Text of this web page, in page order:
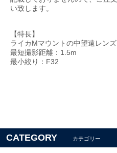
い致します。
【特長】
ライカMマウントの中望遠レンズ
最短撮影距離：1.5m
最小絞り：F32
CATEGORY カテゴリー